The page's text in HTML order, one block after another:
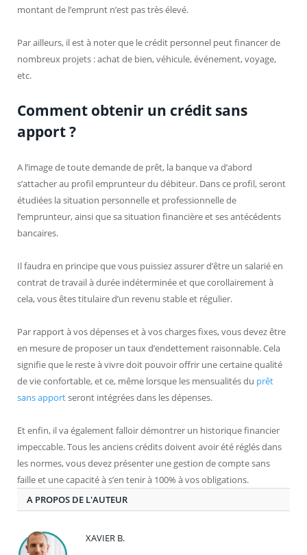
montant de l’emprunt n’est pas très élevé.
Par ailleurs, il est à noter que le crédit personnel peut financer de
nombreux projets : achat de bien, véhicule, événement, voyage,
etc.
Comment obtenir un crédit sans
apport ?
A l’image de toute demande de prêt, la banque va d’abord
s’attacher au profil emprunteur du débiteur. Dans ce profil, seront
étudiées la situation personnelle et professionnelle de
l’emprunteur, ainsi que sa situation financière et ses antécédents
bancaires.
Il faudra en principe que vous puissiez assurer d’être un salarié en
contrat de travail à durée indéterminée et que corollairement à
cela, vous êtes titulaire d’un revenu stable et régulier.
Par rapport à vos dépenses et à vos charges fixes, vous devez être
en mesure de proposer un taux d’endettement raisonnable. Cela
signifie que le reste à vivre doit pouvoir offrir une certaine qualité
de vie confortable, et ce, même lorsque les mensualités du prêt
sans apportseront intégrées dans les dépenses.
Et enfin, il va également falloir démontrer un historique financier
impeccable. Tous les anciens crédits doivent avoir été réglés dans
les normes, vous devez présenter une gestion de compte sans
faille et une capacité à s’en tenir à 100% à vos obligations.
A PROPOS DE L'AUTEUR
XAVIER B.